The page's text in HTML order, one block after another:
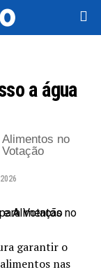
a água
no
garantir o
nas